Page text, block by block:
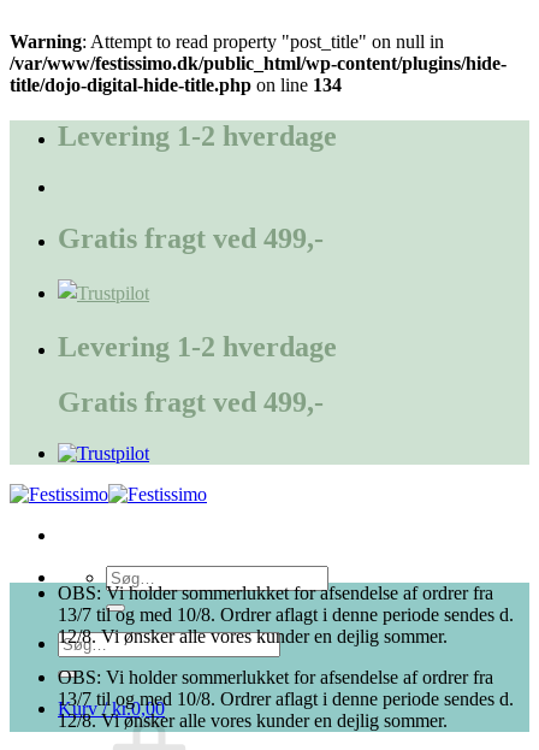
Warning: Attempt to read property "post_title" on null in
/var/www/festissimo.dk/public_html/wp-content/plugins/hide-
title/dojo-digital-hide-title.php on line 134
til
indholdLevering 1-2 hverdage
Gratis fragt ved 499,-
Levering 1-2 hverdage
Gratis fragt ved 499,-
Søg
efter:
Søg
efter:
Kurv /kr.0,00
OBS: Vi holder sommerlukket for afsendelse af ordrer fra
13/7 til og med 10/8. Ordrer aflagt i denne periode sendes d.
12/8. Vi ønsker alle vores kunder en dejlig sommer.
OBS: Vi holder sommerlukket for afsendelse af ordrer fra
13/7 til og med 10/8. Ordrer aflagt i denne periode sendes d.
12/8. Vi ønsker alle vores kunder en dejlig sommer.